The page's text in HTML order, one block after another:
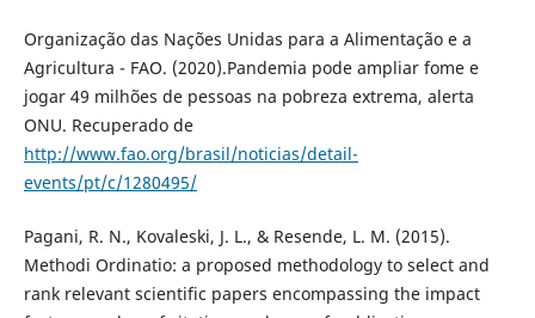
Organização das Nações Unidas para a Alimentação e a
Agricultura - FAO. (2020).Pandemia pode ampliar fome e
jogar 49 milhões de pessoas na pobreza extrema, alerta
ONU. Recuperado de
http://www.fao.org/brasil/noticias/detail-
events/pt/c/1280495/
Pagani, R. N., Kovaleski, J. L., & Resende, L. M. (2015).
Methodi Ordinatio: a proposed methodology to select and
rank relevant scientific papers encompassing the impact